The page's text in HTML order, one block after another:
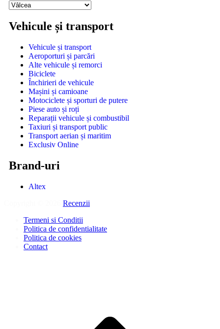
Vehicule și transport
Vehicule și transport
Aeroporturi și parcări
Alte vehicule și remorci
Biciclete
Închirieri de vehicule
Mașini și camioane
Motociclete și sporturi de putere
Piese auto și roți
Reparații vehicule și combustibil
Taxiuri și transport public
Transport aerian și maritim
Exclusiv Online
Brand-uri
Altex
Recenzii
Termeni si Conditii
Politica de confidentialitate
Politica de cookies
Contact